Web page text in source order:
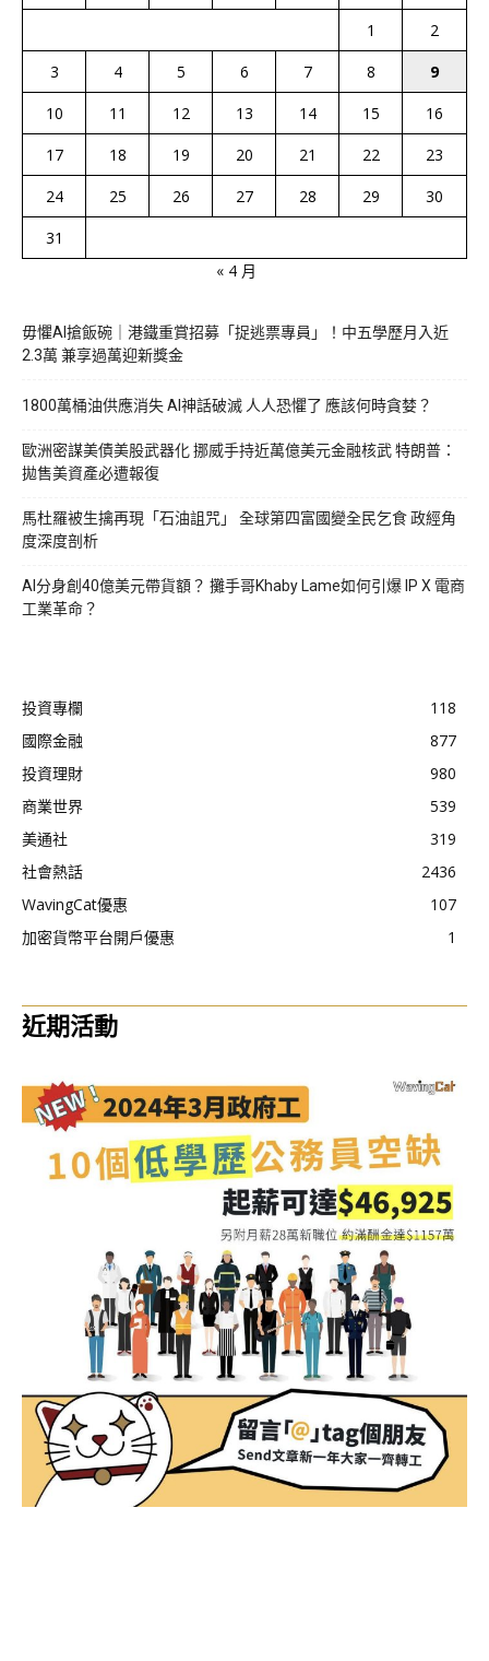
1
2
3
4 5 6 7 8
9
10
11 12 13 14 15
16
17
18 19 20 21 22
23
24
25 26 27 28 29
30
31
« 4 月
毋懼AI搶飯碗｜港鐵重賞招募「捉逃票專員」！中五學歷月入近
2.3萬 兼享過萬迎新獎金
1800萬桶油供應消失 AI神話破滅 人人恐懼了 應該何時貪婪？
歐洲密謀美債美股武器化 挪威手持近萬億美元金融核武 特朗普：
拋售美資產必遭報復
馬杜羅被生擒再現「石油詛咒」 全球第四富國變全民乞食 政經角
度深度剖析
AI分身創40億美元帶貨額？ 攤手哥Khaby Lame如何引爆 IP X 電商
工業革命？
投資專欄
118
國際金融
877
投資理財
980
商業世界
539
美通社
319
社會熱話
2436
WavingCat優惠
107
加密貨幣平台開戶優惠
1
近期活動